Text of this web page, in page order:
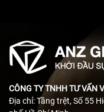
CÔNG TY TNHH TƯ VẤN
Địa chỉ: Tầng trệt, Số 55